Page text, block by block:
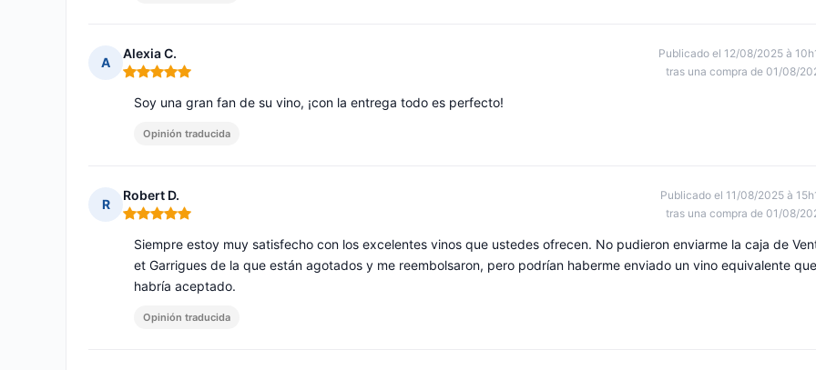
A
Alexia C.
Nota: 5 de 5
Publicado el 12/08/2025 à
tras una compra de 01/08/
Soy una gran fan de su vino, ¡con la entrega todo es perfecto!
Opinión traducida
R
Robert D.
Nota: 5 de 5
Publicado el 11/08/2025 à
tras una compra de 01/08/
Siempre estoy muy satisfecho con los excelentes vinos que ustedes ofrecen. No pudieron enviarme la caja de
et Garrigues de la que están agotados y me reembolsaron, pero podrían haberme enviado un vino equivalente que
habría aceptado.
Opinión traducida